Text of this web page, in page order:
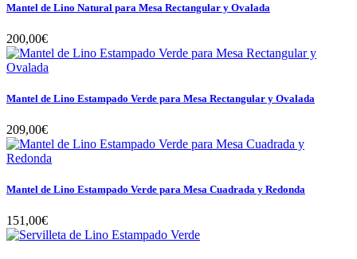
Mantel de Lino Natural para Mesa Rectangular y Ovalada
200,00€
Mantel de Lino Estampado Verde para Mesa Rectangular y Ovalada
209,00€
Mantel de Lino Estampado Verde para Mesa Cuadrada y Redonda
151,00€